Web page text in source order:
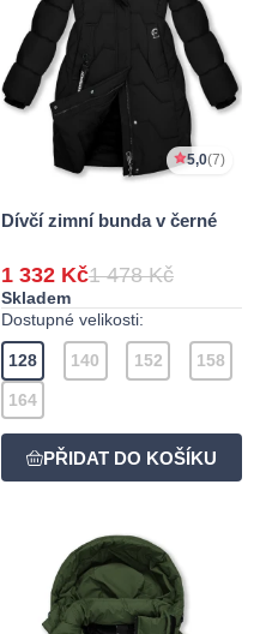
5,0(7)
Dívčí zimní bunda v černé
1 332 Kč1 478 Kč
Skladem
Dostupné velikosti:
128 140 152 158
164